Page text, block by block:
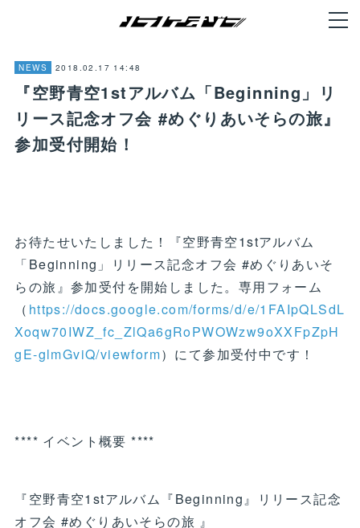
NEWS 2018.02.17 14:48
『空野青空1stアルバム「Beginning」リ
リース記念オフ会 #めぐりあいそらの旅』
参加受付開始！
お待たせいたしました！『空野青空1stアルバム
「Beginning」リリース記念オフ会 #めぐりあいそ
らの旅』参加受付を開始しました。専用フォーム
（ https://docs.google.com/forms/d/e/1FAIpQLSdL
Xoqw70IWZ_fc_ZlQa6gRoPWOWzw9oXXFpZpH
gE-glmGviQ/viewform）にて参加受付中です！
**** イベント概要 ****
『空野青空1stアルバム『Beginning』リリース記念
オフ会 #めぐりあいそらの旅 』